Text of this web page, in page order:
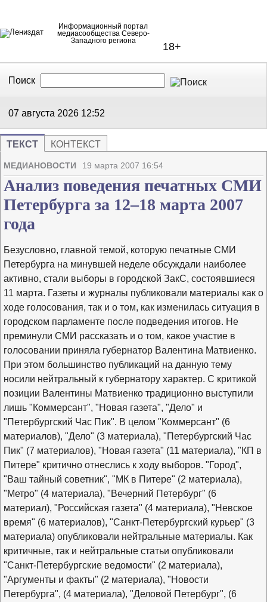
Информационный портал
медиасообщества Северо-
Западного региона
18+
Поиск
07 августа 2026 12:52
ТЕКСТ КОНТЕКСТ
МЕДИАНОВОСТИ 19 марта 2007 16:54
Анализ поведения печатных СМИ
Петербурга за 12–18 марта 2007
года
Безусловно, главной темой, которую печатные СМИ
Петербурга на минувшей неделе обсуждали наиболее
активно, стали выборы в городской ЗакС, состоявшиеся
11 марта. Газеты и журналы публиковали материалы как о
ходе голосования, так и о том, как изменилась ситуация в
городском парламенте после подведения итогов. Не
преминули СМИ рассказать и о том, какое участие в
голосовании приняла губернатор Валентина Матвиенко.
При этом большинство публикаций на данную тему
носили нейтральный к губернатору характер. С критикой
позиции Валентины Матвиенко традиционно выступили
лишь "Коммерсант", "Новая газета", "Дело" и
"Петербургский Час Пик". В целом "Коммерсант" (6
материалов), "Дело" (3 материала), "Петербургский Час
Пик" (7 материалов), "Новая газета" (11 материала), "КП в
Питере" критично отнеслись к ходу выборов. "Город",
"Ваш тайный советник", "МК в Питере" (2 материала),
"Метро" (4 материала), "Вечерний Петербург" (6
материал), "Российская газета" (4 материала), "Невское
время" (6 материалов), "Санкт-Петербургский курьер" (3
материала) опубликовали нейтральные материалы. Как
критичные, так и нейтральные статьи опубликовали
"Санкт-Петербургские ведомости" (2 материала),
"Аргументы и факты" (2 материала), "Новости
Петербурга", (4 материала), "Деловой Петербург", (6